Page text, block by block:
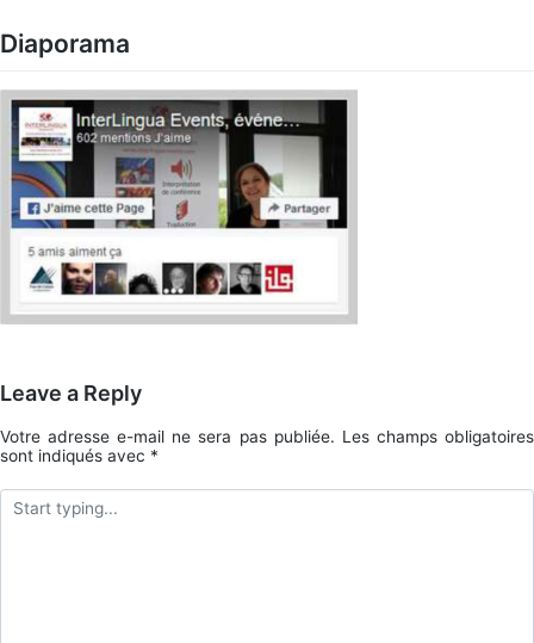
content
Diaporama
Leave a Reply
Votre adresse e-mail ne sera pas publiée. Les champs obligatoires
sont indiqués avec *